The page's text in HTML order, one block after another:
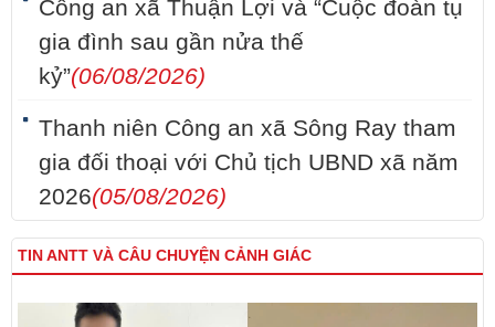
Công an xã Thuận Lợi và “Cuộc đoàn tụ
gia đình sau gần nửa thế
kỷ”(06/08/2026)
Thanh niên Công an xã Sông Ray tham
gia đối thoại với Chủ tịch UBND xã năm
2026(05/08/2026)
TIN ANTT VÀ CÂU CHUYỆN CẢNH GIÁC